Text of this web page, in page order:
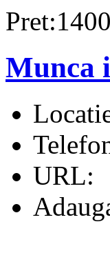
Pret:1400
Munca
URL: